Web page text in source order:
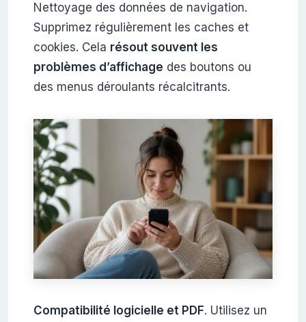
Nettoyage des données de navigation.
Supprimez régulièrement les caches et
cookies. Cela résout souvent les
problèmes d’affichage des boutons ou
des menus déroulants récalcitrants.
Compatibilité logicielle et PDF. Utilisez un